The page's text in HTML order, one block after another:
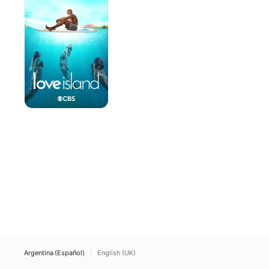
la
isla
Argentina (Español) English (UK)